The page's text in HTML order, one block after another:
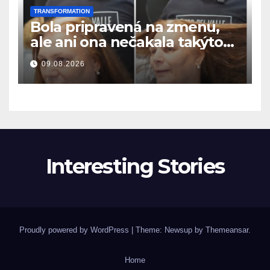
TRANSFORMATION
Bola pripravená na zmenu,
ale ani ona nečakala takýto
výsledok
09.08.2026
Interesting Stories
Proudly powered by WordPress | Theme: Newsup by Themeansar.
Home